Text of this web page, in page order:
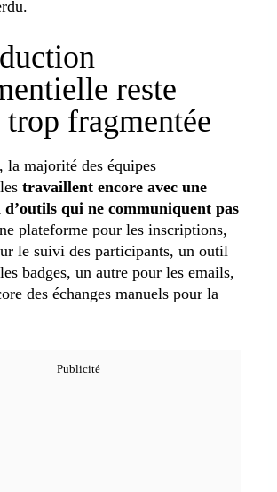
reste
trop fragmentée
la majorité des équipes
travaillent encore avec une
d’outils qui ne communiquent pas
plateforme pour les inscriptions,
le suivi des participants, un outil
badges, un autre pour les emails,
des échanges manuels pour la